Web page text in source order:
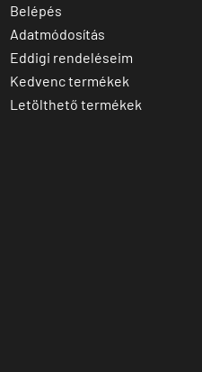
Belépés
Adatmódosítás
Eddigi rendeléseim
Kedvenc termékek
Letölthető termékek